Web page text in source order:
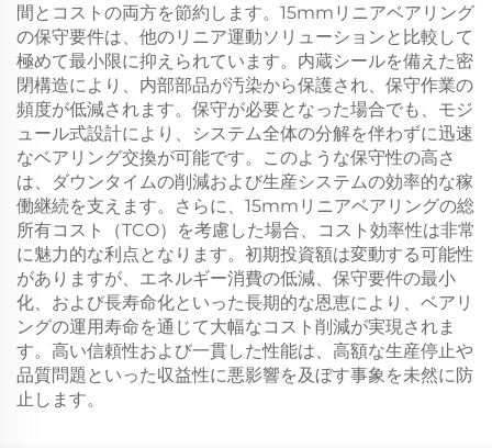
間とコストの両方を節約します。15mmリニアベアリング
の保守要件は、他のリニア運動ソリューションと比較して
極めて最小限に抑えられています。内蔵シールを備えた密
閉構造により、内部部品が汚染から保護され、保守作業の
頻度が低減されます。保守が必要となった場合でも、モジ
ュール式設計により、システム全体の分解を伴わずに迅速
なベアリング交換が可能です。このような保守性の高さ
は、ダウンタイムの削減および生産システムの効率的な稼
働継続を支えます。さらに、15mmリニアベアリングの総
所有コスト（TCO）を考慮した場合、コスト効率性は非常
に魅力的な利点となります。初期投資額は変動する可能性
がありますが、エネルギー消費の低減、保守要件の最小
化、および長寿命化といった長期的な恩恵により、ベアリ
ングの運用寿命を通じて大幅なコスト削減が実現されま
す。高い信頼性および一貫した性能は、高額な生産停止や
品質問題といった収益性に悪影響を及ぼす事象を未然に防
止します。